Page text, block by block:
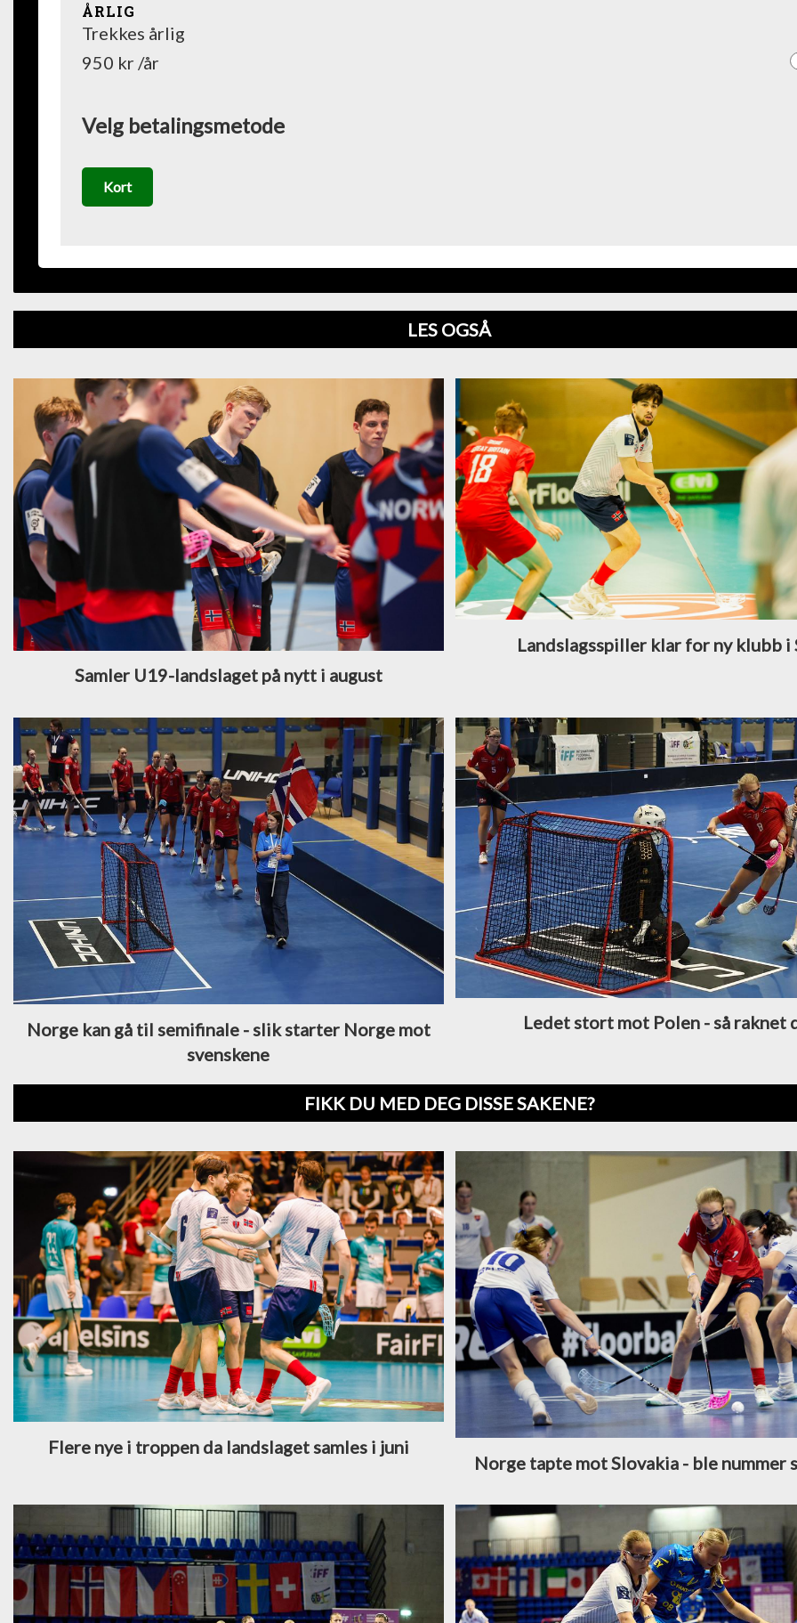
ÅRLIG
Trekkes årlig
950 kr /år
Velg betalingsmetode
Kort
LES OGSÅ
Samler U19-landslaget på nytt i august
Landslagsspiller klar for ny klubb i
Norge kan gå til semifinale - slik starter Norge mot
svenskene
Ledet stort mot Polen - så raknet
FIKK DU MED DEG DISSE SAKENE?
Flere nye i troppen da landslaget samles i juni
Norge tapte mot Slovakia - ble nummer